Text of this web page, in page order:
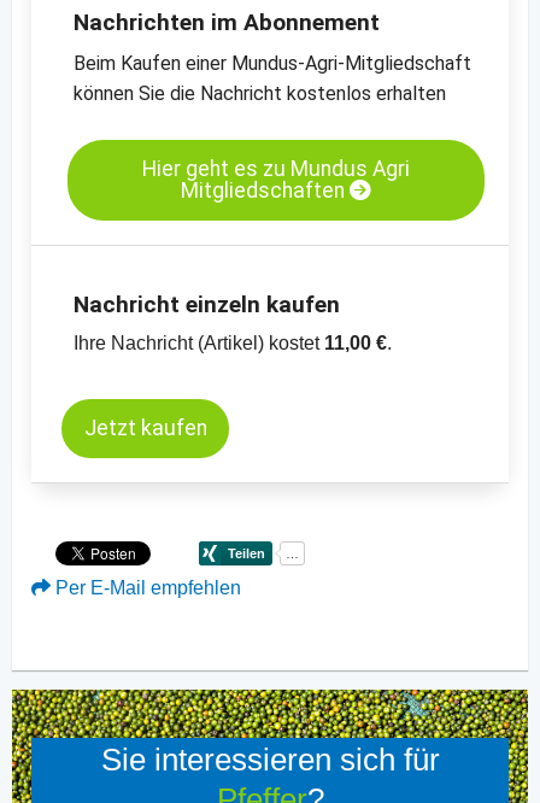
Trockenfrüchte, Ölsaaten und Getreide
Nachrichten im Abonnement
Beim Kaufen einer Mundus-Agri-Mitgliedschaft
können Sie die Nachricht kostenlos erhalten
Hier geht es zu Mundus Agri
Mitgliedschaften
Nachricht einzeln kaufen
Ihre Nachricht (Artikel) kostet 11,00 €.
Jetzt kaufen
Per E-Mail empfehlen
Sie interessieren sich für